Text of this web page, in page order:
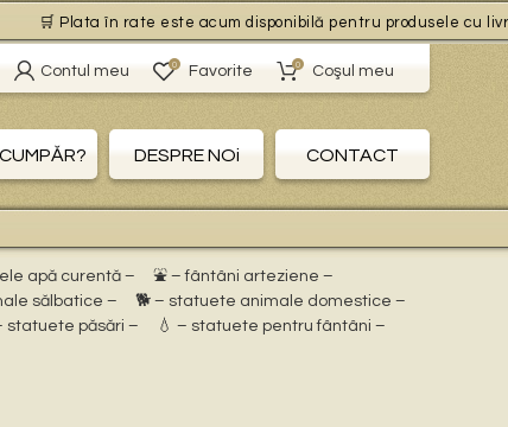
🛒 Plata în rate este acum disponibilă pentru produsele cu
Contul meu 0 Favorite 0 Coşul meu
DESPRE NOi CONTACT
apă curentă –
⛲ – fântâni arteziene –
sălbatice –
🐕 – statuete animale domestice –
statuete păsări –
💧 – statuete pentru fântâni –